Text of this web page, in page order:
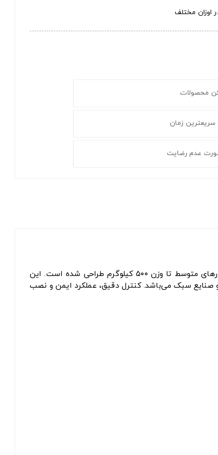
اوزان مختلف
محصولات
سریعترین زمان
عدم رضایت
و شارژی است که برای جابجایی بارهای متوسط تا وزن ۵۰۰ کیلوگرم طراحی شده است. این
و صنایع سبک می‌باشد. کنترل دقیق، عملکرد ایمن و نصب